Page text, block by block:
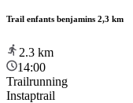
Trail enfants benjamins 2,3 km
2.3 km
14:00
Trailrunning
Instaptrail